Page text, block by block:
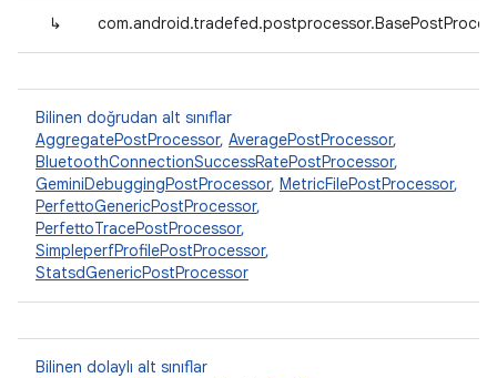
↳
Bilinen doğrudan alt sınıflar
AggregatePostProcessor, AveragePostProcessor,
BluetoothConnectionSuccessRatePostProcessor,
GeminiDebuggingPostProcessor, MetricFilePostProcessor,
PerfettoGenericPostProcessor,
PerfettoTracePostProcessor,
SimpleperfProfilePostProcessor,
StatsdGenericPostProcessor
Bilinen dolaylı alt sınıflar